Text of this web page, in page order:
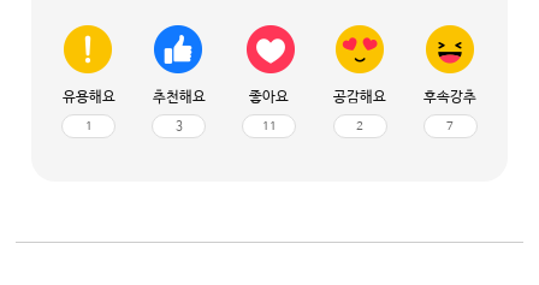
유용해요
1
추천해요
3
좋아요
11
공감해요
2
후속강추
7